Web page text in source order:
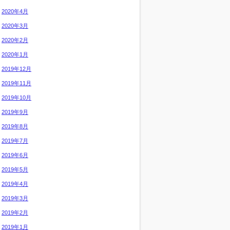
2020年4月
2020年3月
2020年2月
2020年1月
2019年12月
2019年11月
2019年10月
2019年9月
2019年8月
2019年7月
2019年6月
2019年5月
2019年4月
2019年3月
2019年2月
2019年1月